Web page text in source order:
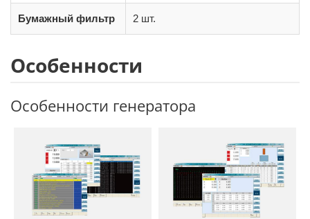
Бумажный фильтр 2 шт.
Особенности
Особенности генератора